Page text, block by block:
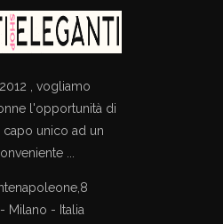
, vogliamo
l'opportunità di
capo unico ad un
...
Milano - Italia